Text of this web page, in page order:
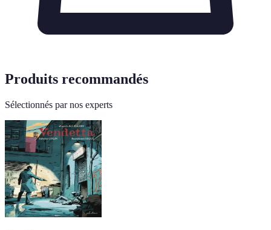
Produits recommandés
Sélectionnés par nos experts